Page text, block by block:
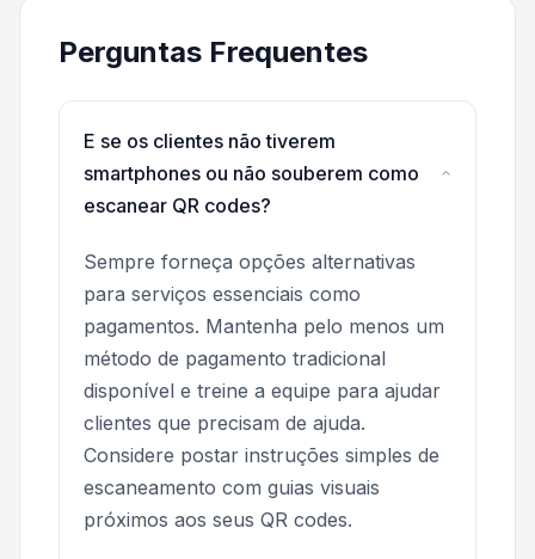
Perguntas Frequentes
E se os clientes não tiverem
smartphones ou não souberem como
escanear QR codes?
Sempre forneça opções alternativas
para serviços essenciais como
pagamentos. Mantenha pelo menos um
método de pagamento tradicional
disponível e treine a equipe para ajudar
clientes que precisam de ajuda.
Considere postar instruções simples de
escaneamento com guias visuais
próximos aos seus QR codes.